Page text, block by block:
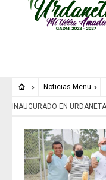
Noticias Menu
INAUGURADO EN